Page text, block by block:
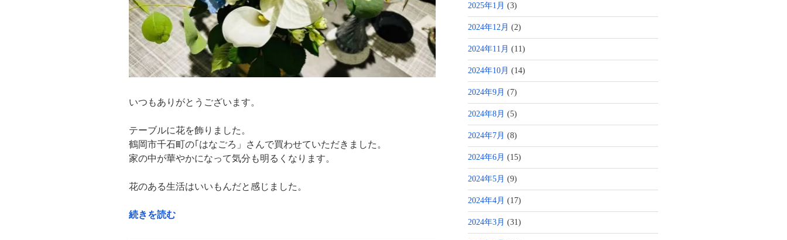
いつもありがとうございます。
テーブルに花を飾りました。
鶴岡市千石町の｢はなごろ」さんで買わせていただきました。
家の中が華やかになって気分も明るくなります。
花のある生活はいいもんだと感じました。
“華
続きを読む
2025年1月 (3)
2024年12月 (2)
2024年11月 (11)
2024年10月 (14)
2024年9月 (7)
2024年8月 (5)
2024年7月 (8)
2024年6月 (15)
2024年5月 (9)
2024年4月 (17)
2024年3月 (31)